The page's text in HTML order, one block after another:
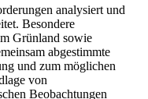
analysiert und
Besondere
Grünland sowie
abgestimmte
und zum möglichen
von
Beobachtungen